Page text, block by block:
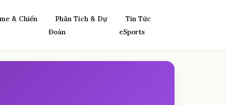
& Chiến
Phân Tích & Dự
Đoán
Tin Tức
eSports